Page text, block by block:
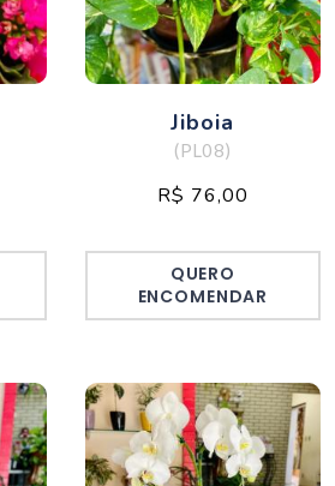
Jiboia
(PL08)
R$ 76,00
QUERO
ENCOMENDAR